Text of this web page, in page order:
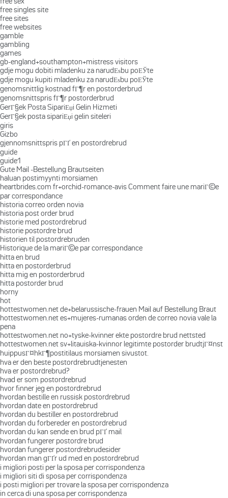
free singles site
free sites
free websites
gamble
gambling
games
gb-england+southampton+mistress visitors
gdje mogu dobiti mladenku za narudЕѕbu poЕЎte
gdje mogu kupiti mladenku za narudЕѕbu poЕЎte
genomsnittlig kostnad fГ¶r en postorderbrud
genomsnittspris fГ¶r postorderbrud
GerГ§ek Posta SipariЕџi Gelin Hizmeti
GerГ§ek posta sipariЕџi gelin siteleri
giris
Gizbo
gjennomsnittspris pГҐ en postordrebrud
guide
guide1
Gute Mail -Bestellung Brautseiten
haluan postimyynti morsiamen
heartbrides.com fr+orchid-romance-avis Comment faire une mariГ©e
par correspondance
historia correo orden novia
historia post order brud
historie med postordrebrud
historie postordre brud
historien til postordrebruden
Historique de la mariГ©e par correspondance
hitta en brud
hitta en postorderbrud
hitta mig en postorderbrud
hitta postorder brud
horny
hot
hottestwomen.net de+belarussische-frauen Mail auf Bestellung Braut
hottestwomen.net es+mujeres-rumanas orden de correo novia vale la
pena
hottestwomen.net no+tyske-kvinner ekte postordre brud nettsted
hottestwomen.net sv+litauiska-kvinnor legitimte postorder brudtjГ¤nst
huippusГ¤hkГ¶postitilaus morsiamen sivustot.
hva er den beste postordrebrudtjenesten
hva er postordrebrud?
hvad er som postordrebrud
hvor finner jeg en postordrebrud
hvordan bestille en russisk postordrebrud
hvordan date en postordrebrud
hvordan du bestiller en postordrebrud
hvordan du forbereder en postordrebrud
hvordan du kan sende en brud pГҐ mail
hvordan fungerer postordre brud
hvordan fungerer postordrebrudesider
hvordan man gГҐr ud med en postordrebrud
i migliori posti per la sposa per corrispondenza
i migliori siti di sposa per corrispondenza
i posti migliori per trovare la sposa per corrispondenza
in cerca di una sposa per corrispondenza